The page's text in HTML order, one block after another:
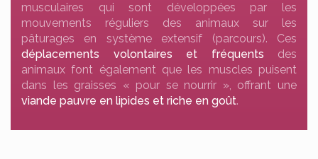
musculaires qui sont développées par les
mouvements réguliers des animaux sur les
pâturages en système extensif (parcours). Ces
déplacements volontaires et fréquents des
animaux font également que les muscles puisent
dans les graisses « pour se nourrir », offrant une
viande pauvre en lipides et riche en goût.